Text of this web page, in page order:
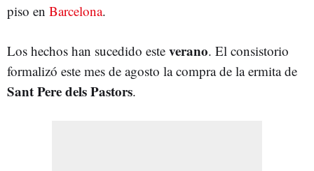
piso en Barcelona.
Los hechos han sucedido este verano. El consistorio
formalizó este mes de agosto la compra de la ermita de
Sant Pere dels Pastors.